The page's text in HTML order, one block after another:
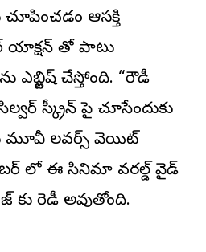
చూపించడం ఆసక్తి
యాక్షన్ తో పాటు
చేస్తోంది. “రౌడీ
స్క్రీన్ పై చూసేందుకు
మూవీ లవర్స్ వెయిట్
లో ఈ సినిమా వరల్డ్ వైడ్
కు రెడీ అవుతోంది.